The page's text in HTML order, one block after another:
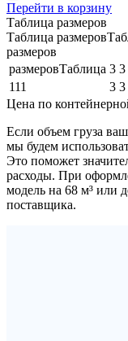
Перейти в корзину
Таблица размеров
Таблица
размеров
размеровТаблица 3 3
111
3 3
Цена по
Если объем груза
мы будем
Это поможет
расходы. При
модель на 68 м³ или
поставщика.